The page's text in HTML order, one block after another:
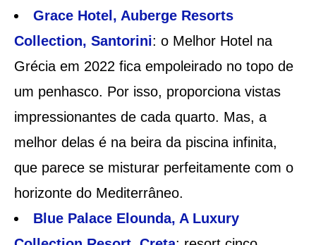
Grace Hotel, Auberge Resorts
Collection, Santorini: o Melhor Hotel na
Grécia em 2022 fica empoleirado no topo de
um penhasco. Por isso, proporciona vistas
impressionantes de cada quarto. Mas, a
melhor delas é na beira da piscina infinita,
que parece se misturar perfeitamente com o
horizonte do Mediterrâneo.
Blue Palace Elounda, A Luxury